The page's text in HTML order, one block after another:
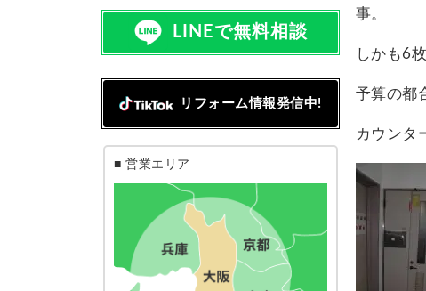
事。
しかも6
予算の都
カウンタ
LINEで無料相談
リフォーム情報発信中!
■ 営業エリア